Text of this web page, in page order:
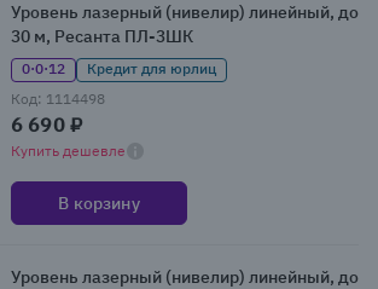
Уровень лазерный (нивелир) линейный, до
30 м, Ресанта ПЛ-3ШК
0·0·12
Кредит для юрлиц
Код: 1114498
6 690 ₽
Купить дешевле
В корзину
Уровень лазерный (нивелир) линейный, до